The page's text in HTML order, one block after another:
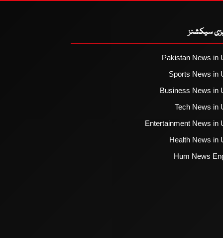
سیکشنز
Pakistan News in
Sports News in
Business News in
Tech News in
Entertainment News in
Health News in
Hum News